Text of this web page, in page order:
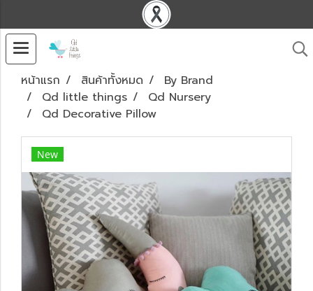
หน้าแรก สินค้าทั้งหมด
By Brand
Qd little things
Qd Nursery
Qd Decorative Pillow
New